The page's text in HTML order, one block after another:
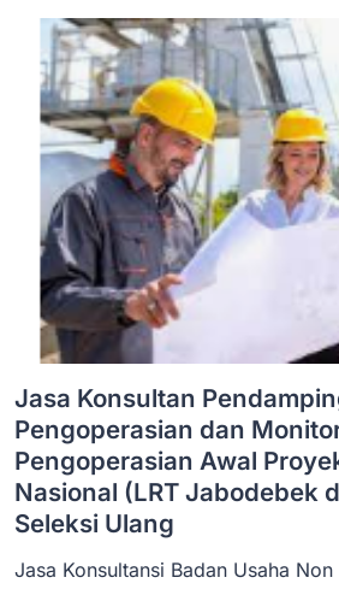
Jasa Konsultan
Pengoperasian dan
Pengoperasian Awal
Nasional (LRT Jabodebek
Seleksi Ulang
Jasa Konsultansi Badan Usaha